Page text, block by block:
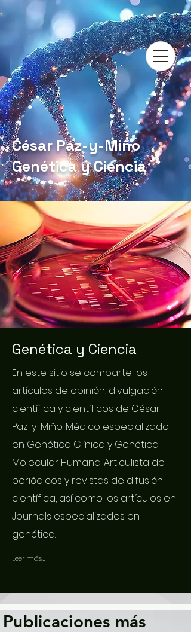
César Paz-y-Miño
Genética y Ciencia
Genética y Ciencia
En este sitio se comparte los
artículos de opinión, divulgación
científica y científicos de César
Paz-y-Miño. Médico especializado
en Genética Clínica y Genética
Molecular Humana. Articulista de
periódicos y revistas de difusión
científica, así como los artículos en
Journals especializados en
genética.
Leer más...
Publicaciones más